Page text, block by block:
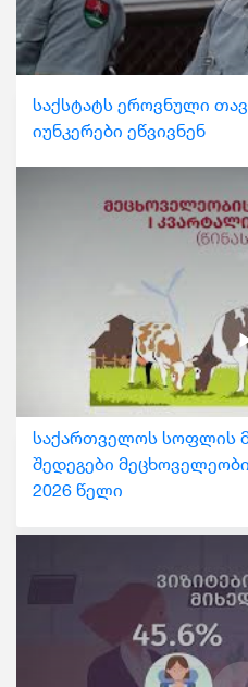
საქსტატს ეროვნული
იუნკერები ეწვივნენ
საქართველოს სოფლის
შედეგები
2026 წელი